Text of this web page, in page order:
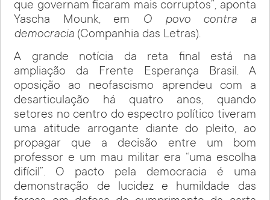
que governam ficaram mais corruptos”, aponta
Yascha Mounk, em O povo contra a
democracia (Companhia das Letras).
A grande notícia da reta final está na
ampliação da Frente Esperança Brasil. A
oposição ao neofascismo aprendeu com a
desarticulação há quatro anos, quando
setores no centro do espectro político tiveram
uma atitude arrogante diante do pleito, ao
propagar que a decisão entre um bom
professor e um mau militar era “uma escolha
difícil”. O pacto pela democracia é uma
demonstração de lucidez e humildade das